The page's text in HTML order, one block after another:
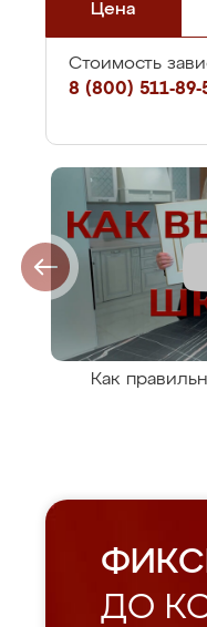
Цена
Стоимость
8 (800) 511-89-
Как
ДО